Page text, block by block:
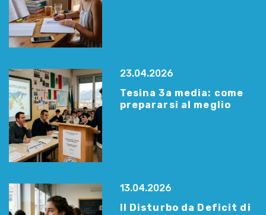
23.04.2026
Tesina 3a media: come
prepararsi al meglio
13.04.2026
Il Disturbo da Deficit di